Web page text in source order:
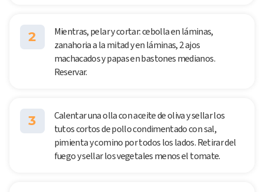
2
Mientras, pelar y cortar: cebolla en láminas,
zanahoria a la mitad y en láminas, 2 ajos
machacados y papas en bastones medianos.
Reservar.
3
Calentar una olla con aceite de oliva y sellar los
tutos cortos de pollo condimentado con sal,
pimienta y comino por todos los lados. Retirar del
fuego y sellar los vegetales menos el tomate.